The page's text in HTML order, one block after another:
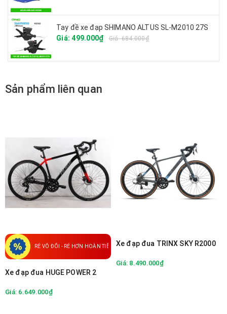
Tay đề xe đạp SHIMANO ALTUS SL-M2010 27S
Giá: 499.000₫
Giá: 684.000₫
Sản phẩm liên quan
RẺ VÔ ĐỐI - RẺ HƠN HOÀN TIỀN
Xe đạp đua HUGE POWER 2
Giá: 6.649.000₫
Xe đạp đua TRINX SKY R2000
Giá: 8.490.000₫